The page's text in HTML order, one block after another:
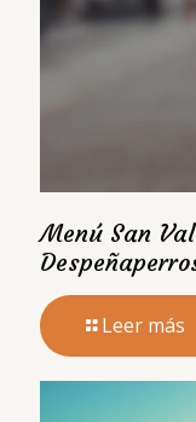
Menú San
Leer más